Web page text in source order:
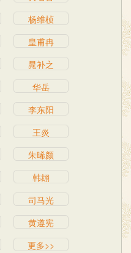
杨维桢
皇甫冉
晁补之
华岳
李东阳
王炎
朱晞颜
韩翃
司马光
黄遵宪
更多>>